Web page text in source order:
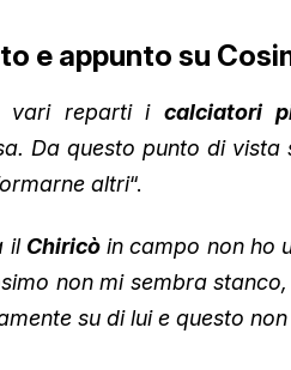
e appunto su
vari reparti icalciatori
Da questo punto di
altri“.
il Chiricòin campo non ho
non mi sembra
su di lui e questo